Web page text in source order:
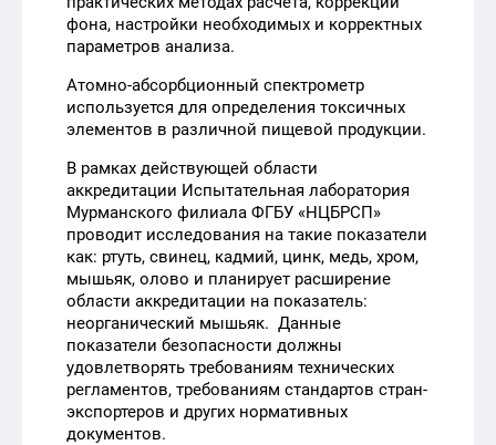
фона, настройки необходимых и корректных
параметров анализа.
Атомно-абсорбционный спектрометр
используется для определения токсичных
элементов в различной пищевой продукции.
В рамках действующей области
аккредитации Испытательная лаборатория
Мурманского филиала ФГБУ «НЦБРСП»
проводит исследования на такие показатели
как: ртуть, свинец, кадмий, цинк, медь, хром,
мышьяк, олово и планирует расширение
области аккредитации на показатель:
неорганический мышьяк. Данные
показатели безопасности должны
удовлетворять требованиям технических
регламентов, требованиям стандартов стран-
экспортеров и других нормативных
документов.